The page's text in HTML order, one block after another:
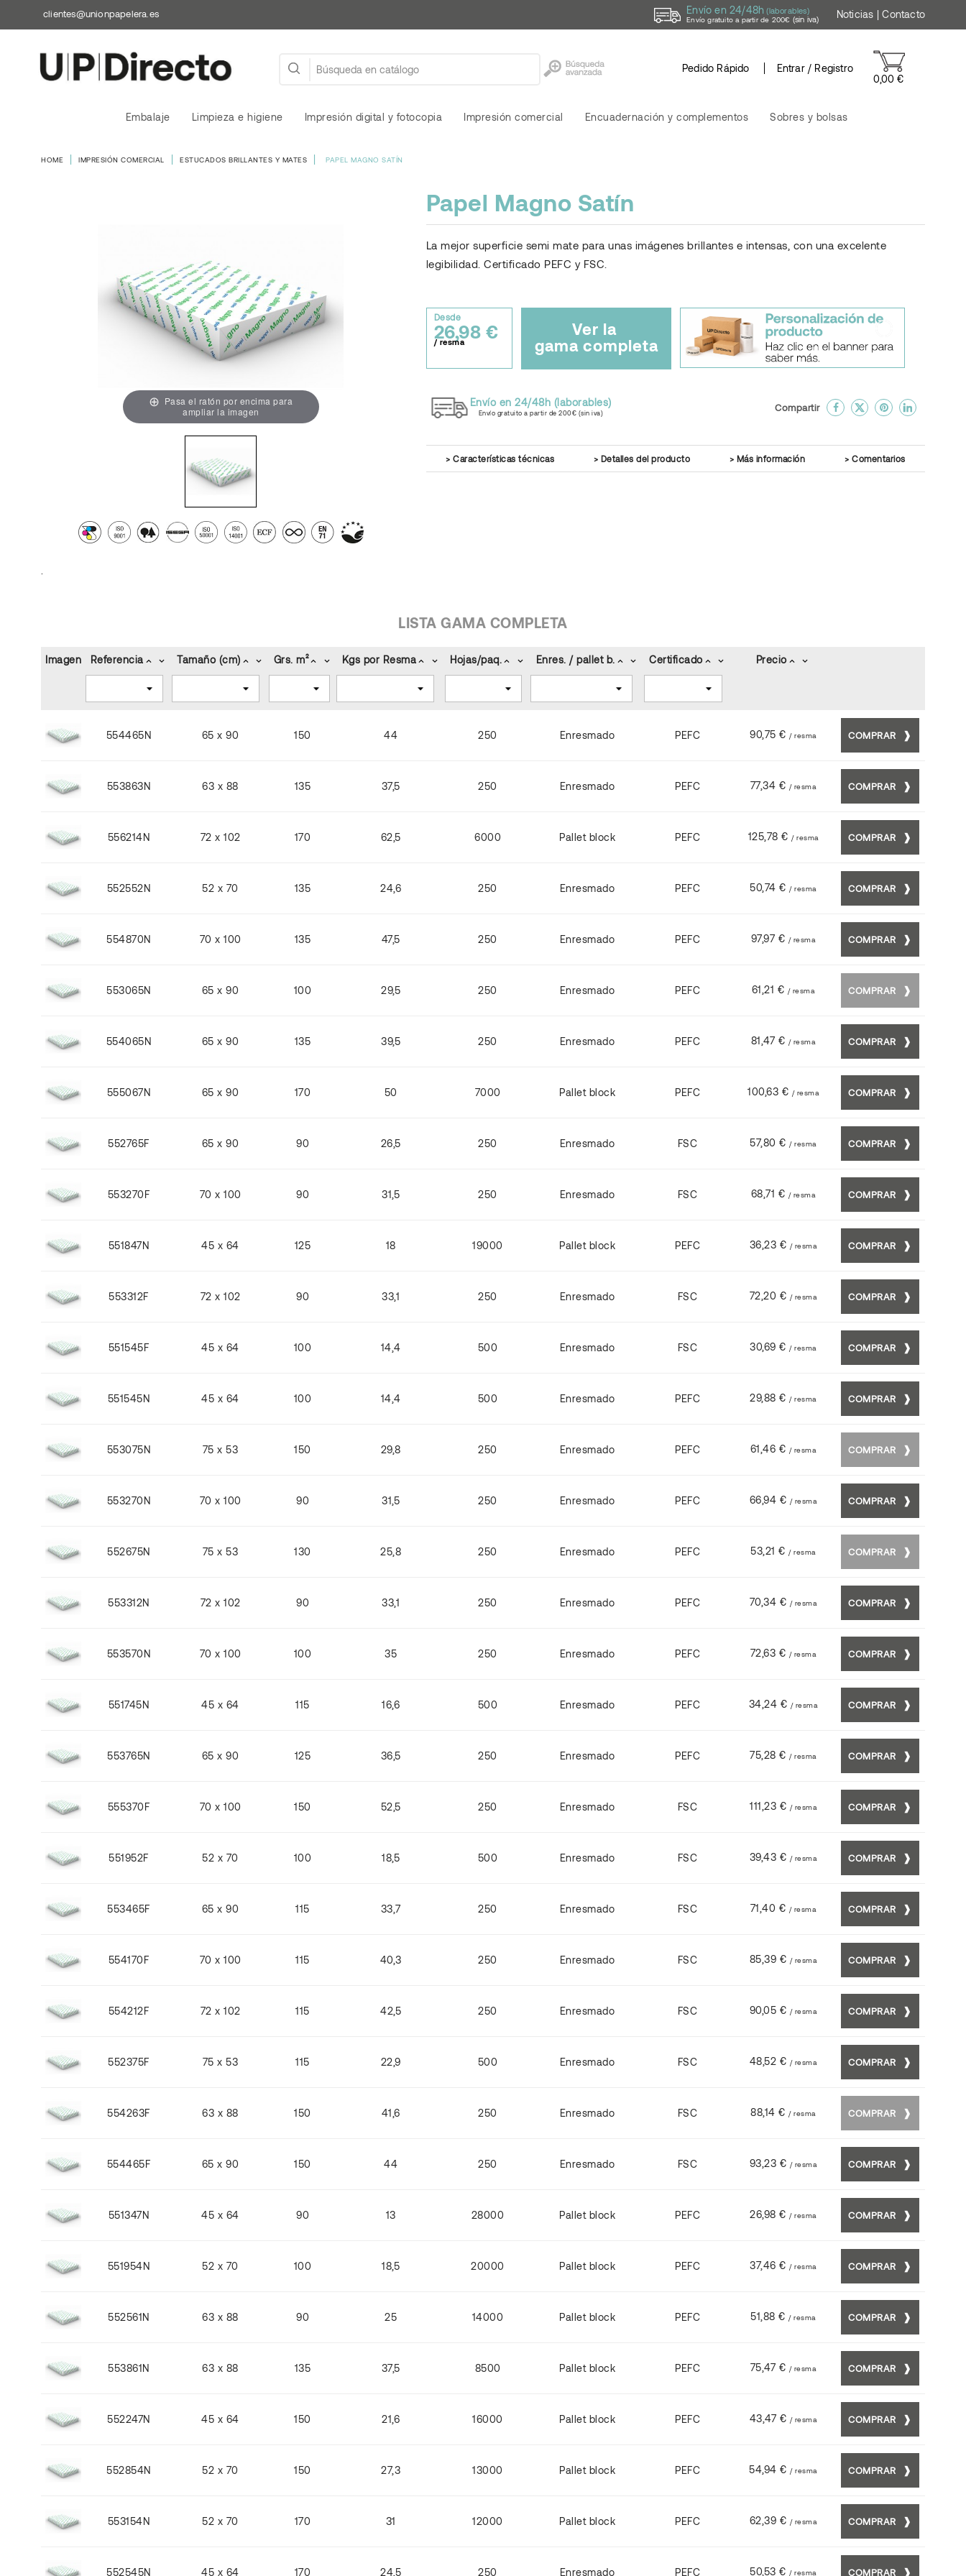
clientes@unionpapelera.es Envío en 24/48h (laborables)
Envío gratuito a partir de 200€ (sin iva) Noticias |Contacto
0,00 €
Entrar / Registro
Pedido Rápido
Embalaje Limpieza e higiene Impresión digital y fotocopia Impresión comercial Encuadernación y complementos Sobres y bolsas
HOME IMPRESIÓN COMERCIAL ESTUCADOS BRILLANTES Y MATES PAPEL MAGNO SATÍN
Pasa el ratón por encima para
ampliar la imagen
Papel Magno Satín
La mejor superficie semi mate para unas imágenes brillantes e intensas, con una excelente
legibilidad. Certificado PEFC y FSC.
Desde
26,98 €
/ resma
Ver la
gama completa
Envío en 24/48h (laborables)
Envío gratuito a partir de 200€ (sin iva) Compartir
Características técnicas Detalles del producto Más información Comentarios
LISTA GAMA COMPLETA
Imagen Referencia keyboard_arrow_up keyboard_arrow_down Tamaño (cm) keyboard_arrow_up keyboard_arrow_down Grs. m²keyboard_arrow_up keyboard_arrow_down Kgs por Resma keyboard_arrow_up keyboard_arrow_down Hojas/paq. keyboard_arrow_up keyboard_arrow_down Enres. / pallet b. keyboard_arrow_up keyboard_arrow_down Certificadokeyboard_arrow_up keyboard_arrow_down Preciokeyboard_arrow_up keyboard_arrow_down
554465N 65 x 90 150 44 250 Enresmado PEFC 90,75 € / resma COMPRAR
553863N 63 x 88 135 37,5 250 Enresmado PEFC 77,34 € / resma COMPRAR
556214N 72 x 102 170 62,5 6000 Pallet block PEFC 125,78 € / resma COMPRAR
552552N 52 x 70 135 24,6 250 Enresmado PEFC 50,74 € / resma COMPRAR
554870N 70 x 100 135 47,5 250 Enresmado PEFC 97,97 € / resma COMPRAR
553065N 65 x 90 100 29,5 250 Enresmado PEFC 61,21 € / resma COMPRAR
554065N 65 x 90 135 39,5 250 Enresmado PEFC 81,47 € / resma COMPRAR
555067N 65 x 90 170 50 7000 Pallet block PEFC 100,63 € / resma COMPRAR
552765F 65 x 90 90 26,5 250 Enresmado FSC 57,80 € / resma COMPRAR
553270F 70 x 100 90 31,5 250 Enresmado FSC 68,71 € / resma COMPRAR
551847N 45 x 64 125 18 19000 Pallet block PEFC 36,23 € / resma COMPRAR
553312F 72 x 102 90 33,1 250 Enresmado FSC 72,20 € / resma COMPRAR
551545F 45 x 64 100 14,4 500 Enresmado FSC 30,69 € / resma COMPRAR
551545N 45 x 64 100 14,4 500 Enresmado PEFC 29,88 € / resma COMPRAR
553075N 75 x 53 150 29,8 250 Enresmado PEFC 61,46 € / resma COMPRAR
553270N 70 x 100 90 31,5 250 Enresmado PEFC 66,94 € / resma COMPRAR
552675N 75 x 53 130 25,8 250 Enresmado PEFC 53,21 € / resma COMPRAR
553312N 72 x 102 90 33,1 250 Enresmado PEFC 70,34 € / resma COMPRAR
553570N 70 x 100 100 35 250 Enresmado PEFC 72,63 € / resma COMPRAR
551745N 45 x 64 115 16,6 500 Enresmado PEFC 34,24 € / resma COMPRAR
553765N 65 x 90 125 36,5 250 Enresmado PEFC 75,28 € / resma COMPRAR
555370F 70 x 100 150 52,5 250 Enresmado FSC 111,23 € / resma COMPRAR
551952F 52 x 70 100 18,5 500 Enresmado FSC 39,43 € / resma COMPRAR
553465F 65 x 90 115 33,7 250 Enresmado FSC 71,40 € / resma COMPRAR
554170F 70 x 100 115 40,3 250 Enresmado FSC 85,39 € / resma COMPRAR
554212F 72 x 102 115 42,5 250 Enresmado FSC 90,05 € / resma COMPRAR
552375F 75 x 53 115 22,9 500 Enresmado FSC 48,52 € / resma COMPRAR
554263F 63 x 88 150 41,6 250 Enresmado FSC 88,14 € / resma COMPRAR
554465F 65 x 90 150 44 250 Enresmado FSC 93,23 € / resma COMPRAR
551347N 45 x 64 90 13 28000 Pallet block PEFC 26,98 € / resma COMPRAR
551954N 52 x 70 100 18,5 20000 Pallet block PEFC 37,46 € / resma COMPRAR
552561N 63 x 88 90 25 14000 Pallet block PEFC 51,88 € / resma COMPRAR
553861N 63 x 88 135 37,5 8500 Pallet block PEFC 75,47 € / resma COMPRAR
552247N 45 x 64 150 21,6 16000 Pallet block PEFC 43,47 € / resma COMPRAR
552854N 52 x 70 150 27,3 13000 Pallet block PEFC 54,94 € / resma COMPRAR
553154N 52 x 70 170 31 12000 Pallet block PEFC 62,39 € / resma COMPRAR
552545N 45 x 64 170 24,5 250 Enresmado PEFC 50,53 € / resma COMPRAR